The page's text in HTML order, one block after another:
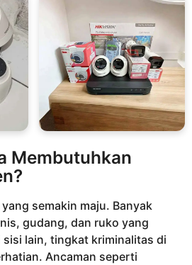
Membutuhkan
semakin maju. Banyak
gudang, dan ruko yang
sisi lain, tingkat kriminalitas di
Ancaman seperti